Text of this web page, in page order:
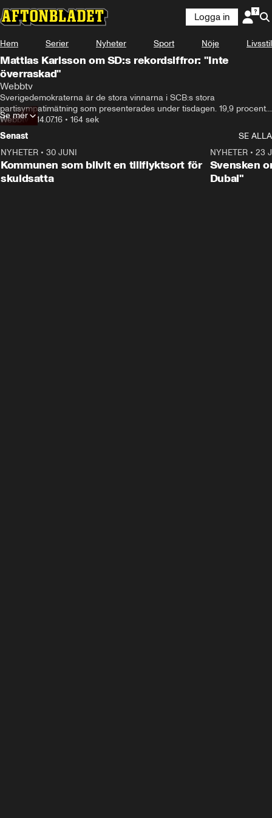
Logga in
Hem Serier Nyheter Sport Nöje Livsstil
Mattias Karlsson om SD:s rekordsiffror: "Inte
överraskad"
Webbtv
Sverigedemokraterna är de stora vinnarna i SCB:s stora
partisympatimätning som presenterades under tisdagen. 19,9 procent
skulle rösta på SD om det var val i dag - en uppgång med 7
procentenheter sen valet.
Webbtv • 14.07.16 • 164 sek
Se mer
Senast
SE ALLA
NYHETER • 30 JUNI
Kommunen som blivit en tillflyktsort för
skuldsatta
NYHETER• 23
Svensken
Dubai"